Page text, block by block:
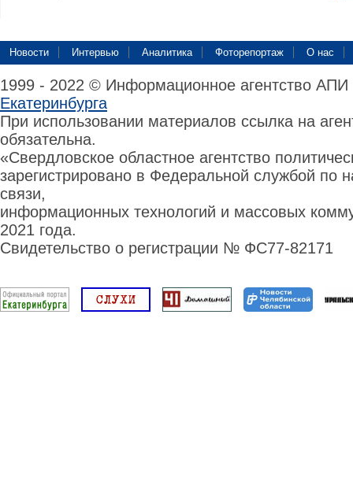
Новости Интервью Аналитика Фоторепортаж О нас
1999 - 2022 © Информационное агентство
Екатеринбурга
При использовании материалов ссылка на
обязательна.
«Свердловское областное агентство
зарегистрировано в Федеральной службой по
связи,
информационных технологий и массовых
2021 года.
Свидетельство о регистрации № ФС77-82171